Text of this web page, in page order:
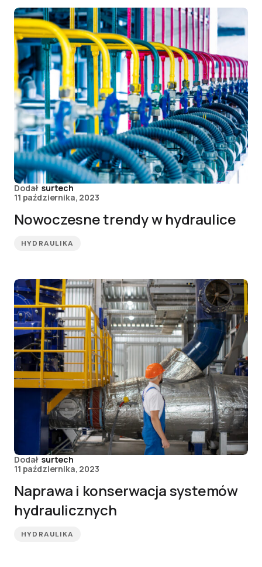
Dodał surtech
11 października, 2023
Nowoczesne trendy w hydraulice
HYDRAULIKA
Dodał surtech
11 października, 2023
Naprawa i konserwacja systemów
hydraulicznych
HYDRAULIKA